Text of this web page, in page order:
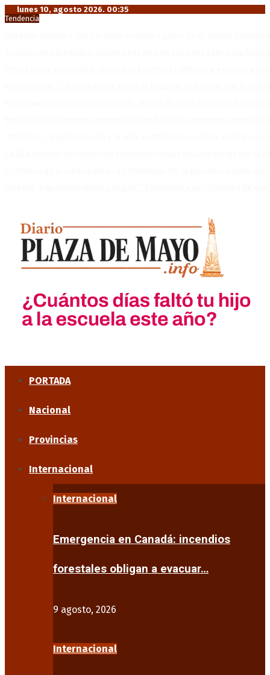
lunes 10, agosto 2026. 00:35
Tendencia
PORTADA
Nacional
Provincias
Internacional
Internacional
Emergencia en Canadá: incendios
forestales obligan a evacuar…
9 agosto, 2026
Internacional